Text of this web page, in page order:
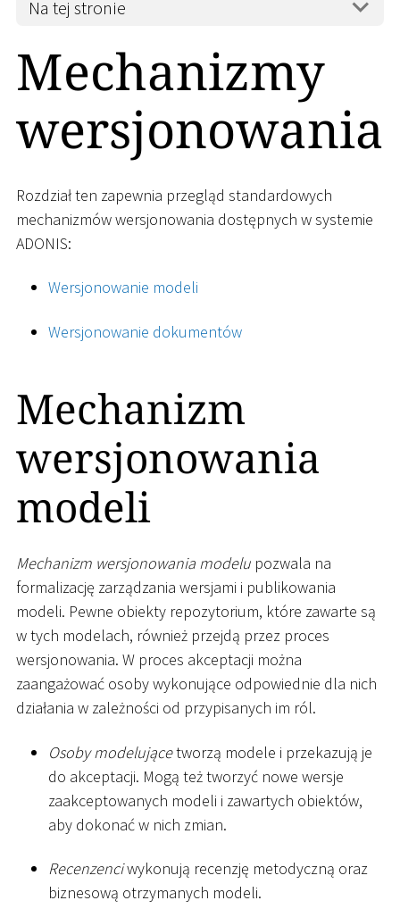
Na tej stronie
Mechanizmy
wersjonowania
Rozdział ten zapewnia przegląd standardowych
mechanizmów wersjonowania dostępnych w systemie
ADONIS:
Wersjonowanie modeli
Wersjonowanie dokumentów
Mechanizm
wersjonowania
modeli
Mechanizm wersjonowania modelu pozwala na
formalizację zarządzania wersjami i publikowania
modeli. Pewne obiekty repozytorium, które zawarte są
w tych modelach, również przejdą przez proces
wersjonowania. W proces akceptacji można
zaangażować osoby wykonujące odpowiednie dla nich
działania w zależności od przypisanych im ról.
Osoby modelującetworzą modele i przekazują je
do akceptacji. Mogą też tworzyć nowe wersje
zaakceptowanych modeli i zawartych obiektów,
aby dokonać w nich zmian.
Recenzenciwykonują recenzję metodyczną oraz
biznesową otrzymanych modeli.